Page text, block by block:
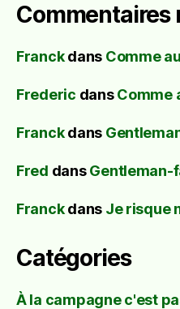
Commentaires
Franckdans Comme
Frederic dansComme
Franckdans
Fred dansGentleman-
Franckdans Je risque
Catégories
À la campagne c'est